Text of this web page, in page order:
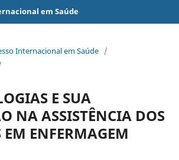
em Saúde
Internacional em Saúde /
E SUA
NA ASSISTÊNCIA DOS
ENFERMAGEM